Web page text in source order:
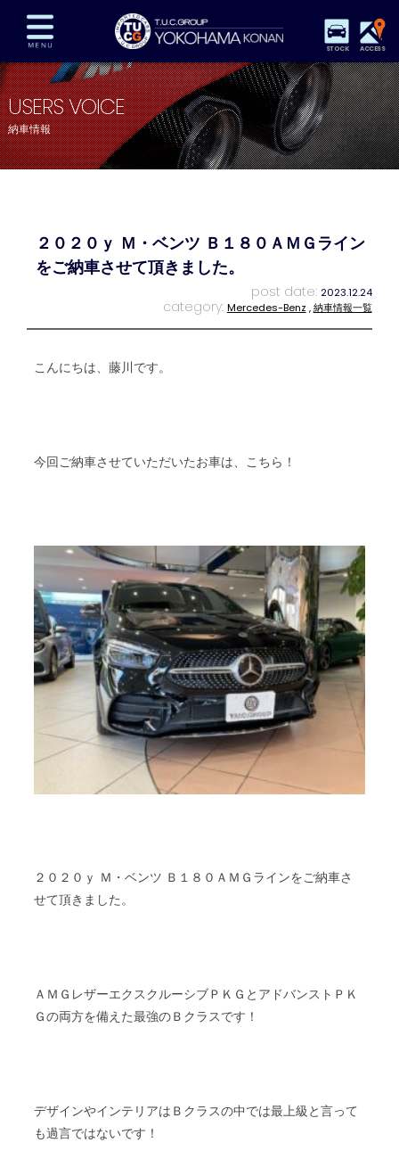
STOCK ACCESS
在庫車両情報 保証&サービス パーツリスト
TUCとは？ 店舗情報 アクセスマップ
全国納車 特別作業 注文販売
プライバシーポリシー スタッフblog
USERS VOICE
納車情報
２０２０ｙ Ｍ・ベンツ Ｂ１８０ＡＭＧライン
をご納車させて頂きました。
post date: 2023.12.24
category: Mercedes-Benz ,納車情報一覧
こんにちは、藤川です。
今回ご納車させていただいたお車は、こちら！
２０２０ｙ Ｍ・ベンツ Ｂ１８０ＡＭＧラインをご納車さ
せて頂きました。
ＡＭＧレザーエクスクルーシブＰＫＧとアドバンストＰＫ
Ｇの両方を備えた最強のＢクラスです！
デザインやインテリアはＢクラスの中では最上級と言って
も過言ではないです！